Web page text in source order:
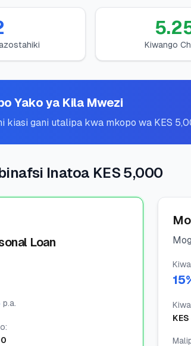
Kiwango
Yako ya Kila Mwezi
kiasi gani utalipa kwa mkopo wa KES
Inatoa KES 5,000
Loan
p.a.
:
15
KES